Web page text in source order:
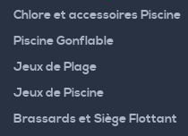
Chlore et accessoires Piscine
Piscine Gonflable
Jeux de Plage
Jeux de Piscine
Brassards et Siège Flottant